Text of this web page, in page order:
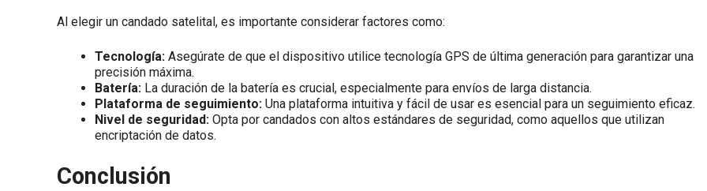
Al elegir un candado satelital, es importante considerar factores como:
Tecnología: Asegúrate de que el dispositivo utilice tecnología GPS de última generación para garantizar una
precisión máxima.
Batería: La duración de la batería es crucial, especialmente para envíos de larga distancia.
Plataforma de seguimiento: Una plataforma intuitiva y fácil de usar es esencial para un seguimiento eficaz.
Nivel de seguridad: Opta por candados con altos estándares de seguridad, como aquellos que utilizan
encriptación de datos.
Conclusión